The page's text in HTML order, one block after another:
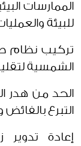
الممارسات
للبيئة
تركيب نظام
الشمسية
الحد من هدر
التبرع
إعادة